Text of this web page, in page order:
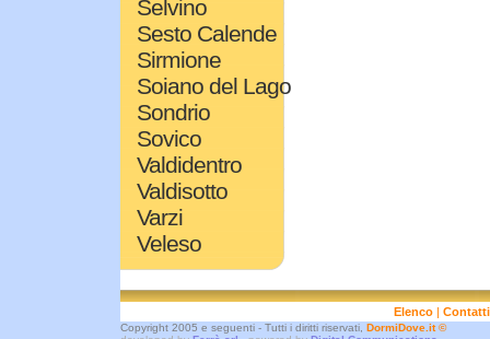
Selvino
Sesto Calende
Sirmione
Soiano del Lago
Sondrio
Sovico
Valdidentro
Valdisotto
Varzi
Veleso
Elenco | Contatti
Copyright 2005 e seguenti - Tutti i diritti riservati, DormiDove.it©